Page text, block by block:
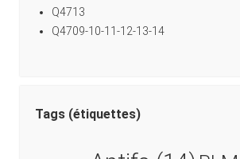
Q4713
Q4709-10-11-12-13-14
Tags (étiquettes)